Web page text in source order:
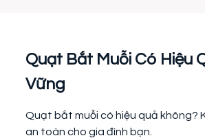
Quạt Bắt Muỗi Có Hiệu
Vững
Quạt bắt muỗi có hiệu quả không?
an toàn cho gia đình bạn.